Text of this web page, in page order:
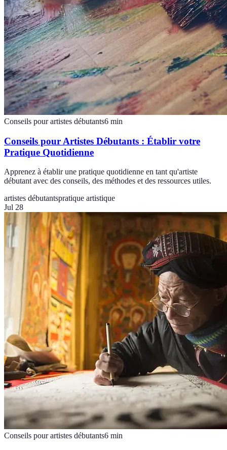
Conseils pour artistes débutants6 min
Conseils pour Artistes Débutants : Établir votre
Pratique Quotidienne
Apprenez à établir une pratique quotidienne en tant qu'artiste
débutant avec des conseils, des méthodes et des ressources utiles.
artistes débutantspratique artistique
Jul 28
Conseils pour artistes débutants6 min